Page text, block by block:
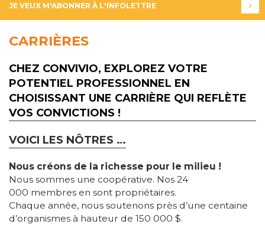
JE VEUX M'ABONNER À L'INFOLETTRE
CARRIÈRES
CHEZ CONVIVIO, EXPLOREZ VOTRE
POTENTIEL PROFESSIONNEL EN
CHOISISSANT UNE CARRIÈRE QUI REFLÈTE
VOS CONVICTIONS !
VOICI LES NÔTRES …
Nous créons de la richesse pour le milieu !
Nous sommes une coopérative. Nos 24
000 membres en sont propriétaires.
Chaque année, nous soutenons près d’une centaine
d’organismes à hauteur de 150 000 $.